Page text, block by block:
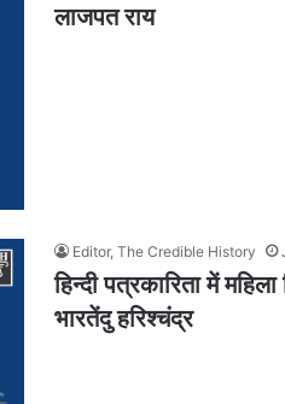
लाजपत राय
Editor, The Credible History
हिन्दी पत्रकारिता में
भारतेंदु हरिश्चंद्र